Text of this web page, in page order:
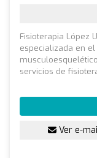
Fisioterapia López
especializada en
servicios de
Ver e-